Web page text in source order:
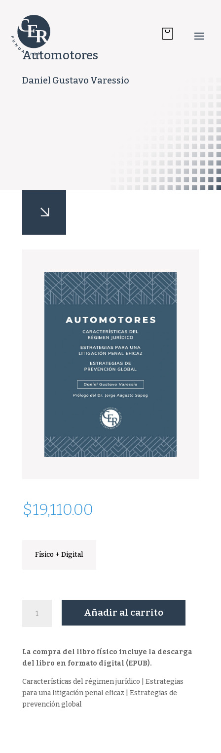
Automotores
Daniel Gustavo Varessio
$19,110.00
Físico + Digital
cantidad
Añadir al carrito
La compra del libro físico incluye la descarga
del libro en formato digital (EPUB).
Características del régimen jurídico | Estrategias
para una litigación penal eficaz | Estrategias de
prevención global